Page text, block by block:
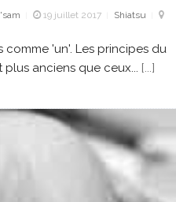
19 juillet 2017 Shiatsu
'un'. Les principes du
anciens que ceux... [...]